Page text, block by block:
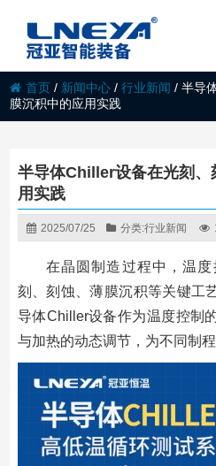
首页 / 新闻中心 /行业新闻 /半导
膜沉积中的应用实践
半导体Chiller设备在光刻、
用实践
2025/07/25 分类:行业新闻
在晶圆制造过程中，温
刻、刻蚀、薄膜沉积等关键工
导体Chiller设备作为温度控制
与加热的动态调节，为不同制